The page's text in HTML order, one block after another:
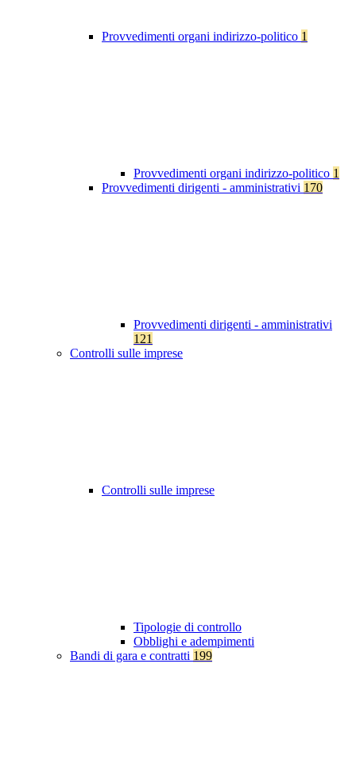
Provvedimenti organi indirizzo-politico 1
Provvedimenti organi indirizzo-politico 1
Provvedimenti dirigenti - amministrativi 170
Provvedimenti dirigenti - amministrativi
121
Controlli sulle imprese
Controlli sulle imprese
Tipologie di controllo
Obblighi e adempimenti
Bandi di gara e contratti 199